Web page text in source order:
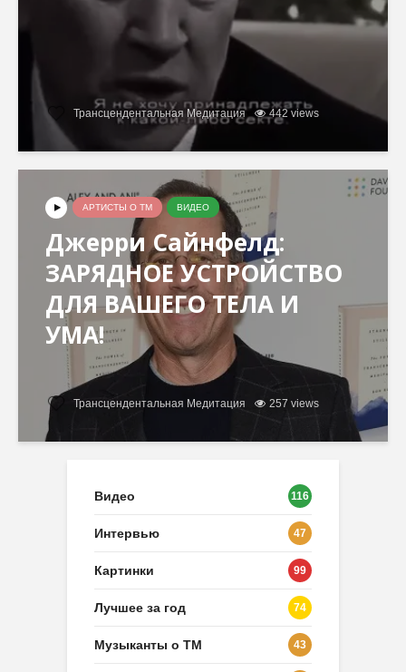
Трансцендентальная Медитация 442 views
АРТИСТЫ О ТМ ВИДЕО
Джерри Сайнфeлд:
ЗАРЯДНОЕ УСТРОЙСТВО
ДЛЯ ВАШЕГО ТЕЛА И
УМА!
Трансцендентальная Медитация 257 views
Видео 116
Интервью 47
Картинки 99
Лучшее за год 74
Музыканты о ТМ 43